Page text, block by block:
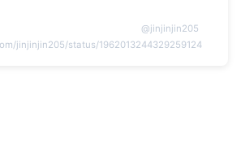
@jinjinjin205
jinjinjin205/status/1962013244329259124